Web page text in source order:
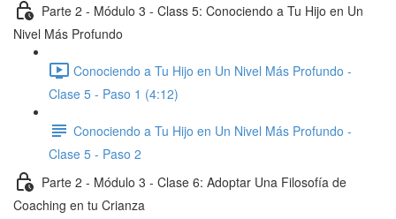
Parte 2 - Módulo 3 - Class 5: Conociendo a Tu Hijo en Un
Nivel Más Profundo
Conociendo a Tu Hijo en Un Nivel Más Profundo -
Clase 5 - Paso 1 (4:12)
Conociendo a Tu Hijo en Un Nivel Más Profundo -
Clase 5 - Paso 2
Parte 2 - Módulo 3 - Clase 6: Adoptar Una Filosofía de
Coaching en tu Crianza